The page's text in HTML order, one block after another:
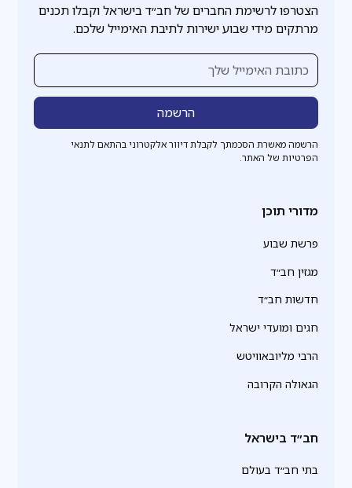
הצטרפו לרשימת החברים של חב״ד בישראל וקבלו תכנים
מרתקים מידי שבוע ישירות לתיבת האימייל שלכם.
הרשמה מאשרת הסכמתך לקבלת דיוור אלקטרוני בהתאם לתנאי
הפרטיות של האתר.
מדורי תוכן
פרשת שבוע
מגזין חב״ד
חדשות חב״ד
חגים ומועדי ישראל
הרבי מליובאוויטש
הגאולה הקרובה
חב״ד בישראל
בתי חב״ד בעולם